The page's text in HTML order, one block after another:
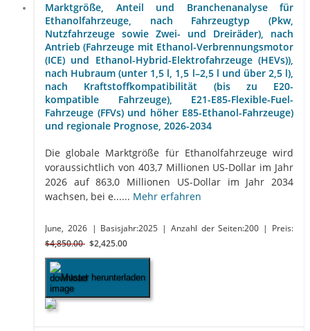
Marktgröße, Anteil und Branchenanalyse für
Ethanolfahrzeuge, nach Fahrzeugtyp (Pkw,
Nutzfahrzeuge sowie Zwei- und Dreiräder), nach
Antrieb (Fahrzeuge mit Ethanol-Verbrennungsmotor
(ICE) und Ethanol-Hybrid-Elektrofahrzeuge (HEVs)),
nach Hubraum (unter 1,5 l, 1,5 l–2,5 l und über 2,5 l),
nach Kraftstoffkompatibilität (bis zu E20-
kompatible Fahrzeuge), E21-E85-Flexible-Fuel-
Fahrzeuge (FFVs) und höher E85-Ethanol-Fahrzeuge)
und regionale Prognose, 2026-2034
Die globale Marktgröße für Ethanolfahrzeuge wird
voraussichtlich von 403,7 Millionen US-Dollar im Jahr
2026 auf 863,0 Millionen US-Dollar im Jahr 2034
wachsen, bei e...... Mehr erfahren
June, 2026 | Basisjahr:2025 | Anzahl der Seiten:200 | Preis:
$4,850.00 $2,425.00
Muster herunterladen